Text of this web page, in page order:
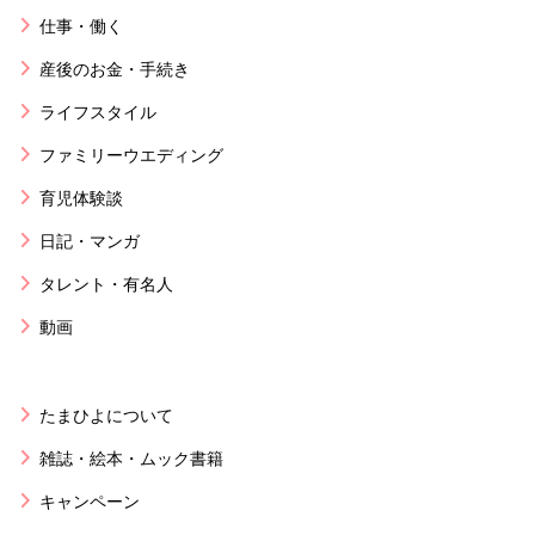
仕事・働く
産後のお金・手続き
ライフスタイル
ファミリーウエディング
育児体験談
日記・マンガ
タレント・有名人
動画
たまひよについて
雑誌・絵本・ムック書籍
キャンペーン